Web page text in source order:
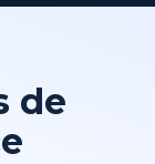
de